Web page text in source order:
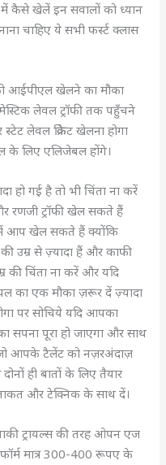
में कैसे खेलें इन सवालों को ध्यान
चाहिए ये सभी फर्स्ट क्लास
आईपीएल खेलने का मौका
लेवल ट्रॉफी तक पहुँचने
लेवल क्रिकेट खेलना होगा
के लिए एलिजेबल होंगे।
हो गई है तो भी चिंता ना करें
ट्रॉफी खेल सकते हैं
में आप खेल सकते हैं क्योंकि
उम्र से ज़्यादा हैं और काफी
की चिंता ना करें और यदि
का एक मौका ज़रूर दें ज़्यादा
पर सोचिये यदि आपका
सपना पूरा हो जाएगा और साथ
जो आपके टैलेंट को नज़रअंदाज़
ही बातों के लिए तैयार
ताकत और टेक्निक के साथ दें।
ट्रायल्स की तरह ओपन एज
मात्र 300-400 रूपए के